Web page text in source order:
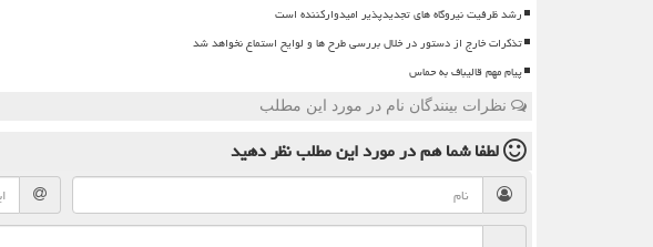
رشد ظرفیت نیروگاه های تجدیدپذیر امیدوارکننده است
تذکرات خارج از دستور در خلال بررسی طرح ها و لوایح استماع نخواهد شد
پیام مهم قالیباف به حماس
نظرات بینندگان نام در مورد این مطلب
لطفا شما همدر مورد این مطلبنظر دهید